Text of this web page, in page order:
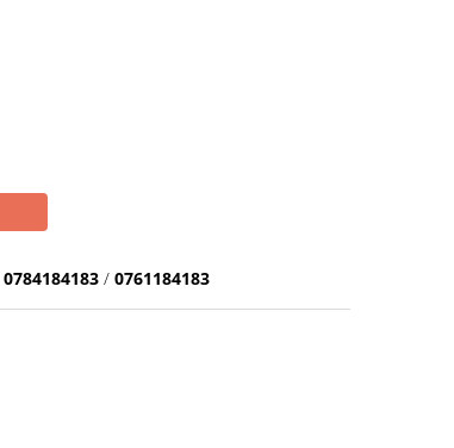
0784184183 / 0761184183